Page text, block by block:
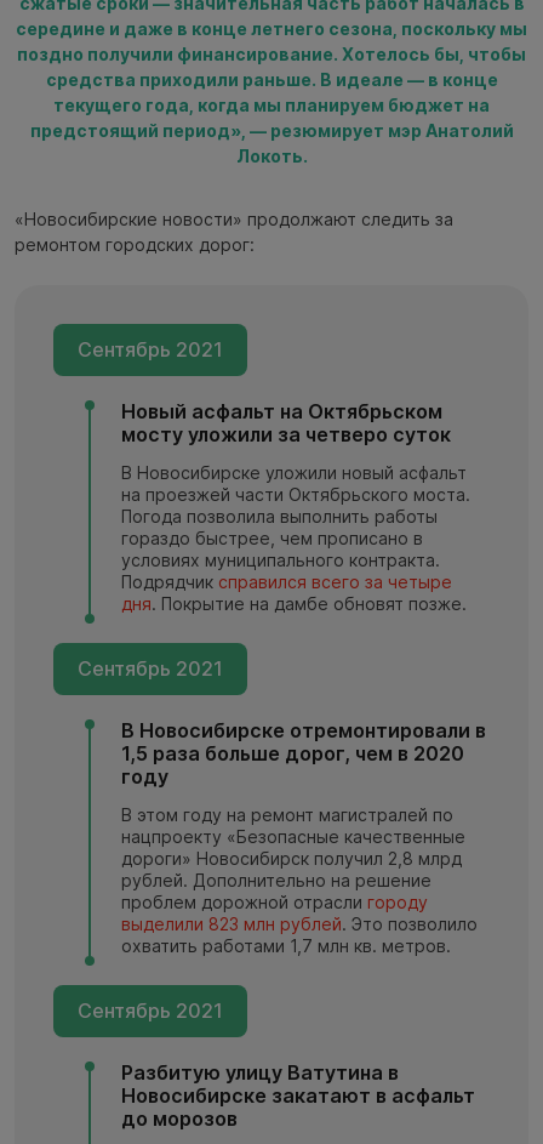
середине и даже в конце летнего сезона, поскольку мы
поздно получили финансирование. Хотелось бы, чтобы
средства приходили раньше. В идеале — в конце
текущего года, когда мы планируем бюджет на
предстоящий период», — резюмирует мэр Анатолий
Локоть.
«Новосибирские новости» продолжают следить за
ремонтом городских дорог:
Сентябрь 2021
Новый асфальт на Октябрьском
мосту уложили за четверо суток
В Новосибирске уложили новый асфальт
на проезжей части Октябрьского моста.
Погода позволила выполнить работы
гораздо быстрее, чем прописано в
условиях муниципального контракта.
Подрядчик справился всего за четыре
дня. Покрытие на дамбе обновят позже.
Сентябрь 2021
В Новосибирске отремонтировали в
1,5 раза больше дорог, чем в 2020
году
В этом году на ремонт магистралей по
нацпроекту «Безопасные качественные
дороги» Новосибирск получил 2,8 млрд
рублей. Дополнительно на решение
проблем дорожной отрасли городу
выделили 823 млн рублей. Это позволило
охватить работами 1,7 млн кв. метров.
Сентябрь 2021
Разбитую улицу Ватутина в
Новосибирске закатают в асфальт
до морозов